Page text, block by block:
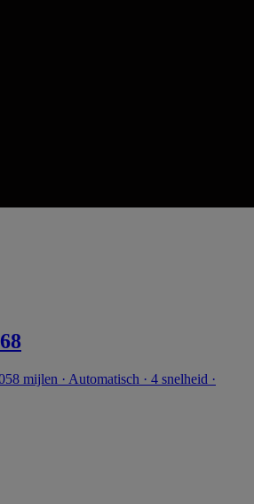
mijlen · Automatisch · 4 snelheid ·